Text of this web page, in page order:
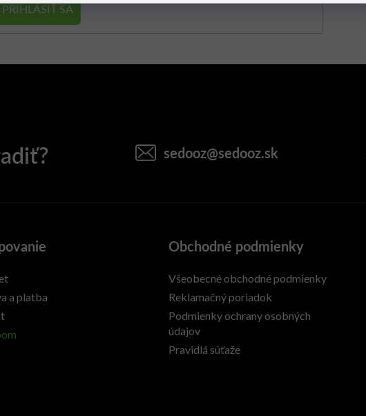
PRIHLÁSIŤ SA
sedooz@sedooz.sk
a platba
Obchodné podmienky
Všeobecné obchodné podmienky
Reklamačný poriadok
Podmienky ochrany osobných
údajov
Pravidlá súťaže